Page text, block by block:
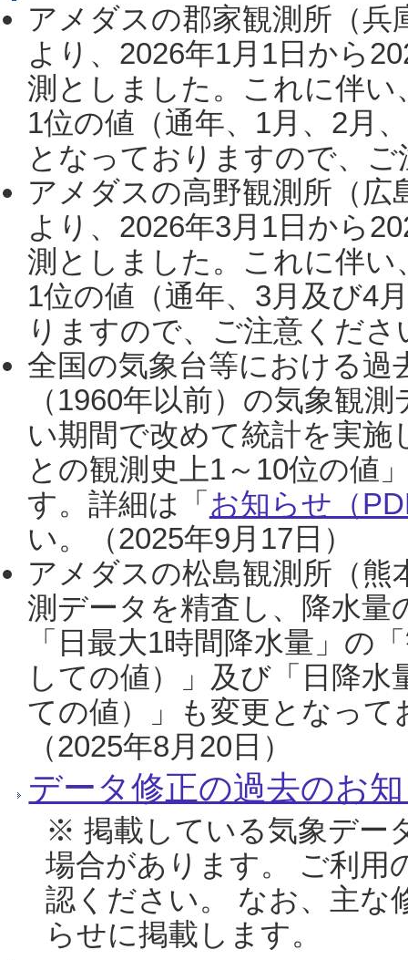
アメダスの郡家観測所（
より、2026年1月1日から
測としました。これに伴い
1位の値（通年、1月、2月
となっておりますので、
アメダスの高野観測所（
より、2026年3月1日から
測としました。これに伴い
1位の値（通年、3月及び4
りますので、ご注意くだ
全国の気象台等における過
（1960年以前）の気象観
い期間で改めて統計を実
との観測史上1～10位の値
す。詳細は「 お知らせ（
い。（2025年9月17日）
アメダスの松島観測所（熊
測データを精査し、降水
「日最大1時間降水量」の
しての値）」及び「日降
ての値）」も変更となっ
（2025年8月20日）
データ修正の過去のお
※ 掲載している気象デー
場合があります。 ご利用
認ください。 なお、主な
らせに掲載します。